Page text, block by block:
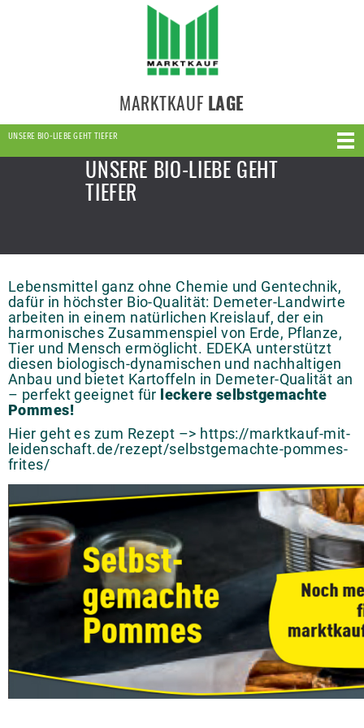
MARKTKAUF LAGE
UNSERE BIO-LIEBE GEHT TIEFER
UNSERE BIO-LIEBE GEHT
TIEFER
Lebensmittel ganz ohne Chemie und Gentechnik,
dafür in höchster Bio-Qualität: Demeter-Landwirte
arbeiten in einem natürlichen Kreislauf, der ein
harmonisches Zusammenspiel von Erde, Pflanze,
Tier und Mensch ermöglicht. EDEKA unterstützt
diesen biologisch-dynamischen und nachhaltigen
Anbau und bietet Kartoffeln in Demeter-Qualität an
– perfekt geeignet für leckere selbstgemachte
Pommes!
Hier geht es zum Rezept –> https://marktkauf-mit-
leidenschaft.de/rezept/selbstgemachte-pommes-
frites/